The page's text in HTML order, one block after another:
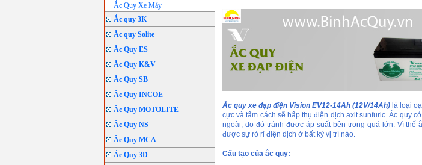
Ắc Quy Xe Máy
Ắc quy 3K
Ắc quy Solite
Ắc Quy ES
Ắc Quy K&V
Ắc Quy SB
Ắc Quy INCOE
Ắc Quy MOTOLITE
Ắc Quy NS
Ắc Quy MCA
Ắc Quy 3D
Ắc quy xe đạp điện Vision EV12-14Ah (12V/14Ah) là loại
cực và tấm cách sẽ hấp thụ điện dịch axit sunfuric. Ắc quy
ngoài, do đó tránh được áp suất bên trong quá lớn. Vì thế
được sự rò rỉ điện dịch ở bất kỳ vị trí nào.
Cấu tạo của ắc quy: